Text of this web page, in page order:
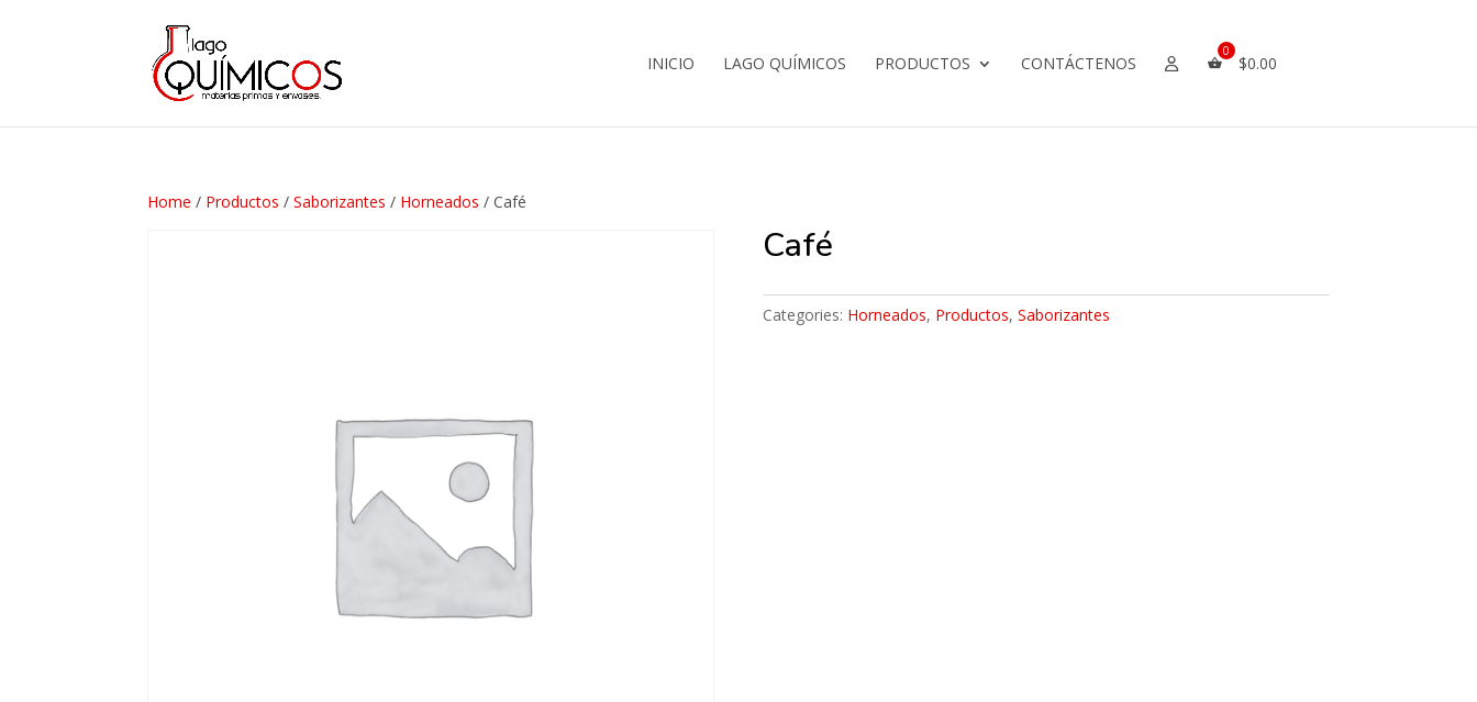
INICIO LAGO QUÍMICOS PRODUCTOS CONTÁCTENOS $0.00
Home / Productos /Saborizantes / Horneados / Café
Café
Categories: Horneados, Productos, Saborizantes